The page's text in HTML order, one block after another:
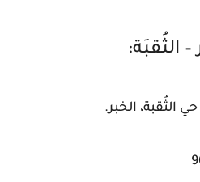
الثُقبَة:
الثُقبة، الخبر.